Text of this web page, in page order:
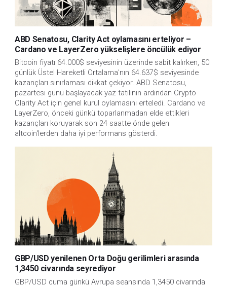
ABD Senatosu, Clarity Act oylamasını erteliyor –
Cardano ve LayerZero yükselişlere öncülük ediyor
Bitcoin fiyatı 64.000$ seviyesinin üzerinde sabit kalırken, 50
günlük Üstel Hareketli Ortalama'nın 64.637$ seviyesinde
kazançları sınırlaması dikkat çekiyor. ABD Senatosu,
pazartesi günü başlayacak yaz tatilinin ardından Crypto
Clarity Act için genel kurul oylamasını erteledi. Cardano ve
LayerZero, önceki günkü toparlanmadan elde ettikleri
kazançları koruyarak son 24 saatte önde gelen
altcoin'lerden daha iyi performans gösterdi.
GBP/USD yenilenen Orta Doğu gerilimleri arasında
1,3450 civarında seyrediyor
GBP/USD cuma günkü Avrupa seansında 1,3450 civarında